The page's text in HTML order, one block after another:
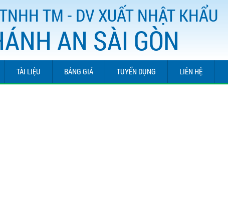
TM - DV XUẤT NHẬT KHẨU
AN SÀI GÒN
TÀI LIỆU BẢNG GIÁ TUYỂN DỤNG LIÊN HỆ